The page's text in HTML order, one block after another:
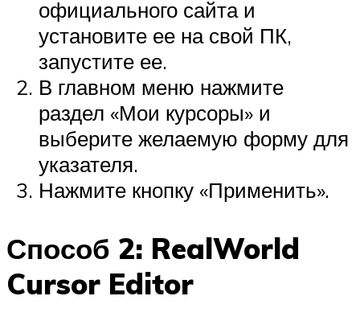
официального сайта и
установите ее на свой ПК,
запустите ее.
В главном меню нажмите
раздел «Мои курсоры» и
выберите желаемую форму для
указателя.
Нажмите кнопку «Применить».
Способ 2: RealWorld
Cursor Editor